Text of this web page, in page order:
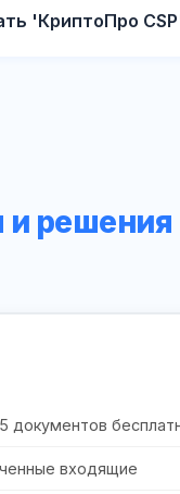
'КриптоПро
решения
документов
входящие